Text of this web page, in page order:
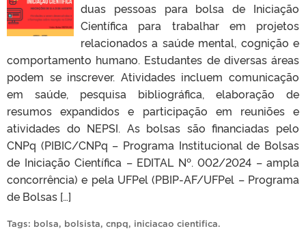
duas pessoas para bolsa de Iniciação
Científica para trabalhar em projetos
relacionados a saúde mental, cognição e
comportamento humano. Estudantes de diversas áreas
podem se inscrever. Atividades incluem comunicação
em saúde, pesquisa bibliográfica, elaboração de
resumos expandidos e participação em reuniões e
atividades do NEPSI. As bolsas são financiadas pelo
CNPq (PIBIC/CNPq – Programa Institucional de Bolsas
de Iniciação Científica – EDITAL Nº. 002/2024 – ampla
concorrência) e pela UFPel (PBIP-AF/UFPel – Programa
de Bolsas […]
Tags: bolsa, bolsista, cnpq, iniciacao cientifica.